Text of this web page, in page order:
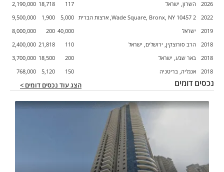
✅ שיווק הדירה בכל הפלטפורמות המובילות
✅ קבלת אורחים ושירות אישי
✅ ניקיון, תחזוקה וטיפול שוטף
✅ מעקב אחר תפוסה והכנסות
✅ דיווחים שוטפים למשקיע
✅ השקעה פסיבית ללא התעסקות
למה משקיעים בוחרים בטביליסי?
✅ מחירי כניסה נמוכים יחסית
✅ פוטנציאל השבחה משמעותי
✅ תשואות גבוהות מהשכרה
✅ שוק נדל"ן מתפתח וצומח
✅ תיירות בינלאומית פעילה לאורך כל השנה
✅ ניהול מקומי מקצועי ומנוסה
2026 השרון, ישראל 117
18,718
2,190,000
2022
2 Wade Square, Bronx, NY 10457, ארצות הברית 5,000
1,900
9,500,000
2019
ישראל 40,000
200
8,000,000
2018
הרב סורוצקין, ירושלים, ישראל 110
21,818
2,400,000
2018
באר שבע, ישראל 200
18,500
3,700,000
2018
אנגליה, בריטניה 150
5,120
768,000
נכסים דומים הצג עוד נכסים דומים >